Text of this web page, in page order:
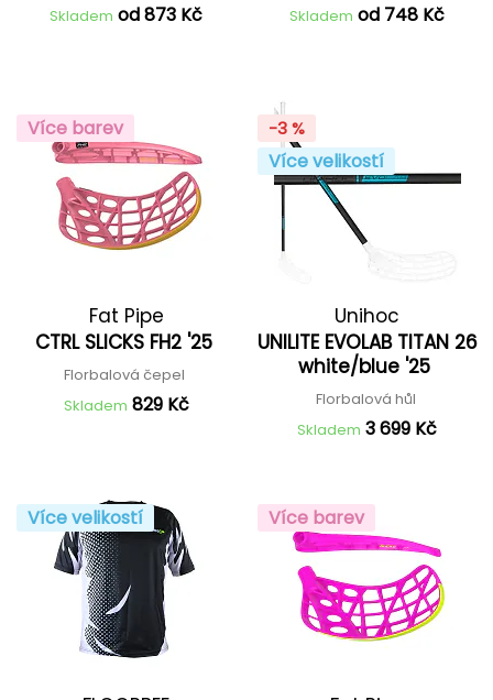
Skladem od 873 Kč
Skladem od 748 Kč
Více barev
Fat Pipe
CTRL SLICKS FH2 '25
Florbalová čepel
Skladem 829 Kč
-3 %
Více velikostí
Unihoc
UNILITE EVOLAB TITAN 26
white/blue '25
Florbalová hůl
Skladem 3 699 Kč
Více velikostí Více barev